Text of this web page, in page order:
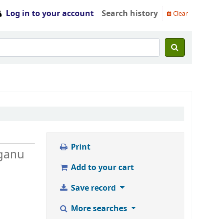
Log in to your account Search history Clear
Print
Add to your cart
Save record
More searches